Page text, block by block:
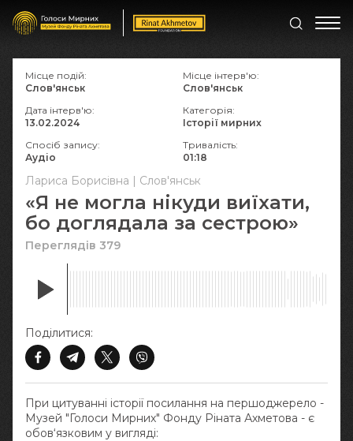
Лариса Борисівна | Слов'янськ
«Я не могла нікуди виїхати,
бо доглядала за сестрою»
Переглядів 379
При цитуванні історії посилання на першоджерело -
Музей "Голоси Мирних" Фонду Ріната Ахметова - є
обов‘язковим у вигляді:
Поділитися:
Місце подій:
Слов'янськ
Місце інтерв'ю:
Слов'янськ
Дата інтерв'ю:
13.02.2024
Категорія:
Історії мирних
Спосіб запису:
Аудіо
Тривалість:
01:18